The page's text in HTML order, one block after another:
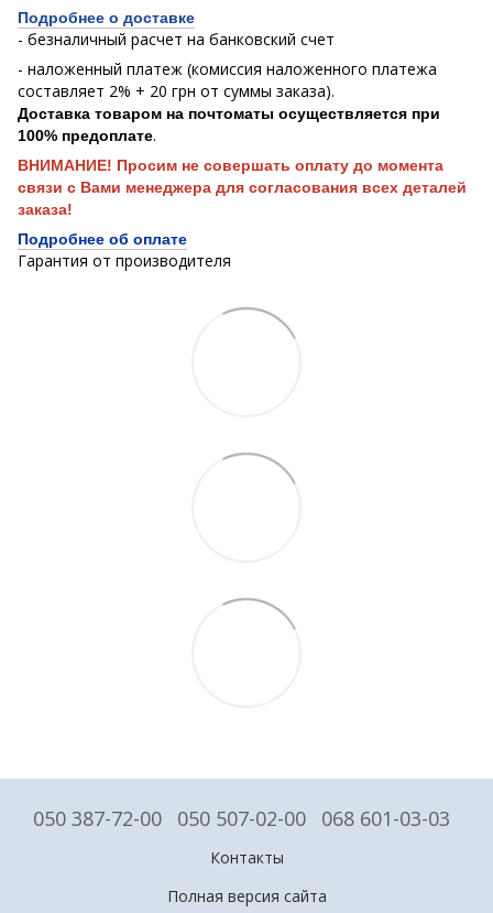
Подробнее о доставке
- безналичный расчет на банковский счет
- наложенный платеж (комиссия наложенного платежа
составляет 2% + 20 грн от суммы заказа).
Доставка товаром на почтоматы осуществляется при
100% предоплате.
ВНИМАНИЕ! Просим не совершать оплату до момента
связи с Вами менеджера для согласования всех деталей
заказа!
Подробнее об оплате
Гарантия от производителя
050 387-72-00 050 507-02-00 068 601-03-03
Контакты
Полная версия сайта